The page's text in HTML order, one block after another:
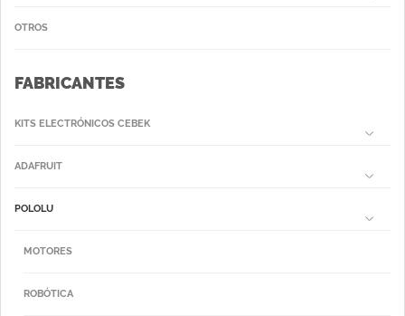
OTROS
FABRICANTES
KITS ELECTRÓNICOS CEBEK
ADAFRUIT
POLOLU
MOTORES
ROBÓTICA